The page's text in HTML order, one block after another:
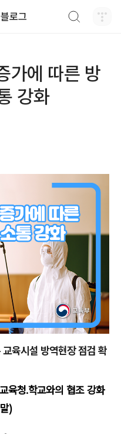
로그
가에 따른 방
강화
육시설 방역현장 점검 확
청․학교와의 협조 강화
)